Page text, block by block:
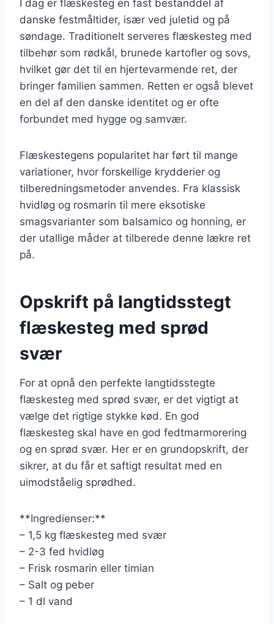
I dag er flæskesteg en fast bestanddel af
danske festmåltider, især ved juletid og på
søndage. Traditionelt serveres flæskesteg med
tilbehør som rødkål, brunede kartofler og sovs,
hvilket gør det til en hjertevarmende ret, der
bringer familien sammen. Retten er også blevet
en del af den danske identitet og er ofte
forbundet med hygge og samvær.
Flæskestegens popularitet har ført til mange
variationer, hvor forskellige krydderier og
tilberedningsmetoder anvendes. Fra klassisk
hvidløg og rosmarin til mere eksotiske
smagsvarianter som balsamico og honning, er
der utallige måder at tilberede denne lækre ret
på.
Opskrift på langtidsstegt
flæskesteg med sprød
svær
For at opnå den perfekte langtidsstegte
flæskesteg med sprød svær, er det vigtigt at
vælge det rigtige stykke kød. En god
flæskesteg skal have en god fedtmarmorering
og en sprød svær. Her er en grundopskrift, der
sikrer, at du får et saftigt resultat med en
uimodståelig sprødhed.
**Ingredienser:**
– 1,5 kg flæskesteg med svær
– 2-3 fed hvidløg
– Frisk rosmarin eller timian
– Salt og peber
– 1 dl vand